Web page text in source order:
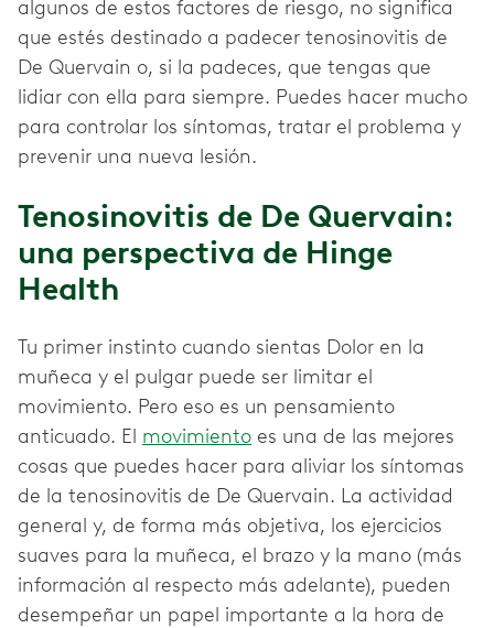
algunos de estos factores de riesgo, no significa
que estés destinado a padecer tenosinovitis de
De Quervain o, si la padeces, que tengas que
lidiar con ella para siempre. Puedes hacer mucho
para controlar los síntomas, tratar el problema y
prevenir una nueva lesión.
Tenosinovitis de De Quervain:
una perspectiva de Hinge
Health
Tu primer instinto cuando sientas Dolor en la
muñeca y el pulgar puede ser limitar el
movimiento. Pero eso es un pensamiento
anticuado. El movimiento es una de las mejores
cosas que puedes hacer para aliviar los síntomas
de la tenosinovitis de De Quervain. La actividad
general y, de forma más objetiva, los ejercicios
suaves para la muñeca, el brazo y la mano (más
información al respecto más adelante), pueden
desempeñar un papel importante a la hora de